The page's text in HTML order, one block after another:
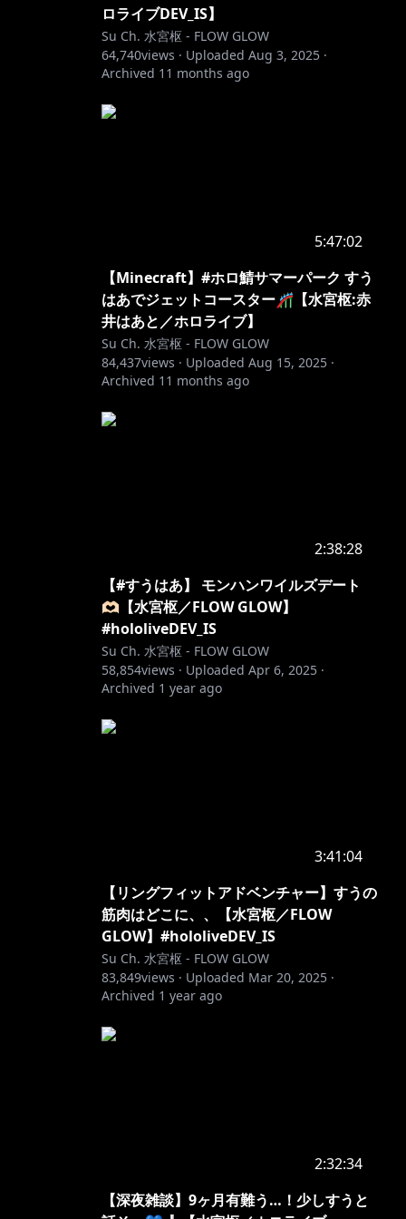
ロライブDEV_IS】
Su Ch. 水宮枢 - FLOW GLOW
64,740views · Uploaded Aug 3, 2025 ·
Archived 11 months ago
5:47:02
【Minecraft】#ホロ鯖サマーパーク すう
はあでジェットコースター🎢【水宮枢:赤
井はあと／ホロライブ】
Su Ch. 水宮枢 - FLOW GLOW
84,437views · Uploaded Aug 15, 2025 ·
Archived 11 months ago
2:38:28
【#すうはあ】 モンハンワイルズデート
🫶🏻【水宮枢／FLOW GLOW】
#hololiveDEV_IS
Su Ch. 水宮枢 - FLOW GLOW
58,854views · Uploaded Apr 6, 2025 ·
Archived 1 year ago
3:41:04
【リングフィットアドベンチャー】すうの
筋肉はどこに、、【水宮枢／FLOW
GLOW】#hololiveDEV_IS
Su Ch. 水宮枢 - FLOW GLOW
83,849views · Uploaded Mar 20, 2025 ·
Archived 1 year ago
2:32:34
【深夜雑談】9ヶ月有難う…！少しすうと